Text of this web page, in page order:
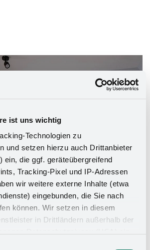
ist uns wichtig
Technologien zu
und setzen hierzu auch Drittanbieter
ein, die ggf. geräteübergreifend
Tracking-Pixel und IP-Adressen
wir weitere externe Inhalte (etwa
eingebunden, die Sie nach
können. Wir setzen in diesem
in Drittländern außerhalb der
für Ihr